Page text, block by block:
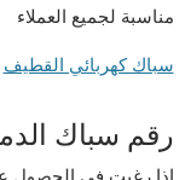
مناسبة لجميع العملاء
سباك كهربائي القطيف
رقم سباك
إذا رغبت في الحصول